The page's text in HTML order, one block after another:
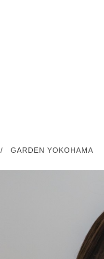
/ GARDEN YOKOHAMA